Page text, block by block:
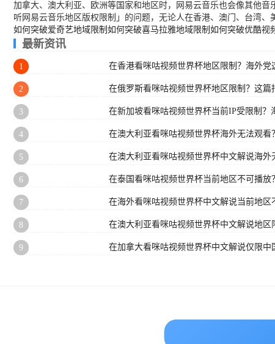
加拿大、澳大利亚、欧洲等国家和地区时，网易云音乐也会像其他
听网易云音乐地区版权限制」的问题，无论人在香港、澳门、台湾
如何突破爱奇艺地域限制 如何突破喜马拉雅地域限制 如何突破优酷视
最新资讯
1 在香港看咪咕视频世界杯地区限制？海外党
2 在俄罗斯看咪咕视频世界杯地区限制？这
3 在新加坡看咪咕视频世界杯当前IP受限制
4 在澳大利亚看咪咕视频世界杯海外无法观
5 在澳大利亚看咪咕视频世界杯中文解说海
6 在泰国看咪咕视频世界杯当前地区不可播
7 在海外看咪咕视频世界杯中文解说当前地
8 在澳大利亚看咪咕视频世界杯中文解说地
9 在加拿大看咪咕视频世界杯中文解说仅限